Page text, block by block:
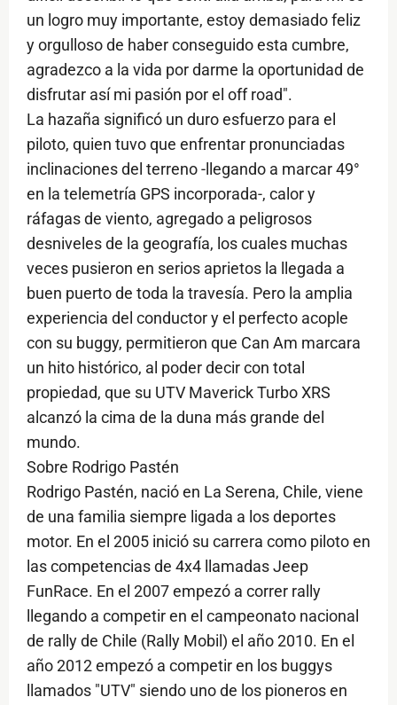
un logro muy importante, estoy demasiado feliz
y orgulloso de haber conseguido esta cumbre,
agradezco a la vida por darme la oportunidad de
disfrutar así mi pasión por el off road".
La hazaña significó un duro esfuerzo para el
piloto, quien tuvo que enfrentar pronunciadas
inclinaciones del terreno -llegando a marcar 49°
en la telemetría GPS incorporada-, calor y
ráfagas de viento, agregado a peligrosos
desniveles de la geografía, los cuales muchas
veces pusieron en serios aprietos la llegada a
buen puerto de toda la travesía. Pero la amplia
experiencia del conductor y el perfecto acople
con su buggy, permitieron que Can Am marcara
un hito histórico, al poder decir con total
propiedad, que su UTV Maverick Turbo XRS
alcanzó la cima de la duna más grande del
mundo.
Sobre Rodrigo Pastén
Rodrigo Pastén, nació en La Serena, Chile, viene
de una familia siempre ligada a los deportes
motor. En el 2005 inició su carrera como piloto en
las competencias de 4x4 llamadas Jeep
FunRace. En el 2007 empezó a correr rally
llegando a competir en el campeonato nacional
de rally de Chile (Rally Mobil) el año 2010. En el
año 2012 empezó a competir en los buggys
llamados "UTV" siendo uno de los pioneros en